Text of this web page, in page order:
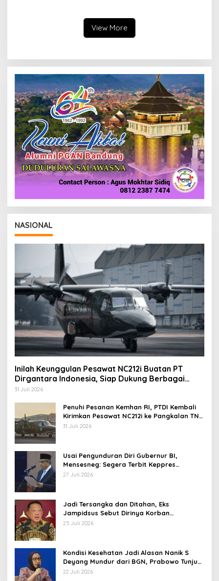
View More
NASIONAL
Inilah Keunggulan Pesawat NC212i Buatan PT
Dirgantara Indonesia, Siap Dukung Berbagai
Operasi TNI
31 Juli 2026
Penuhi Pesanan Kemhan RI, PTDI Kembali
Kirimkan Pesawat NC212i ke Pangkalan TNI
AU
31 Juli 2026
Usai Pengunduran Diri Gubernur BI,
Mensesneg: Segera Terbit Keppres
Pemberhentian dengan Hormat
27 Juli 2026
Jadi Tersangka dan Ditahan, Eks
Jampidsus Sebut Dirinya Korban
Kriminalisasi
25 Juli 2026
Kondisi Kesehatan Jadi Alasan Nanik S
Deyang Mundur dari BGN, Prabowo Tunjuk
Wamentan Sudaryono
22 Juli 2026